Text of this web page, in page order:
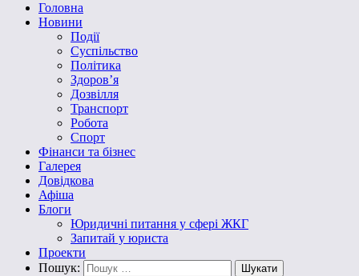
Головна
Новини
Події
Суспільство
Політика
Здоров’я
Дозвілля
Транспорт
Робота
Спорт
Фінанси та бізнес
Галерея
Довідкова
Афіша
Блоги
Юридичні питання у сфері ЖКГ
Запитай у юриста
Проекти
Пошук: